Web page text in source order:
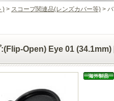
) > スコープ関連品(レンズカバー等) >
Open) Eye 01 (34.1mm)